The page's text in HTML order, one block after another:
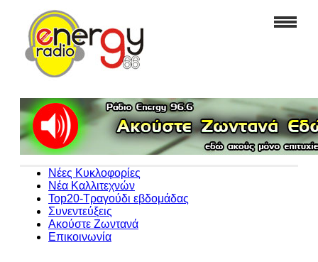
Νέες Κυκλοφορίες
Νέα Καλλιτεχνών
Top20-Τραγούδι εβδομάδας
Συνεντεύξεις
Ακούστε Ζωντανά
Επικοινωνία